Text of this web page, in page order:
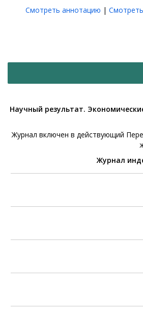
Смотреть аннотацию |
Научный результат.
Журнал включен в действующий
Журнал